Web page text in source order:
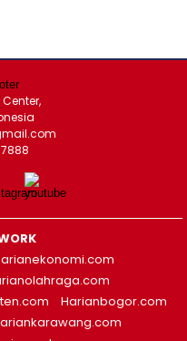
Harianbogor.com